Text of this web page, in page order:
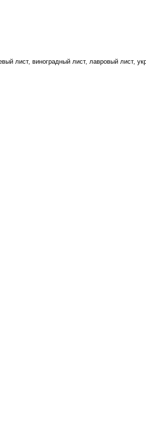
лист, виноградный лист, лавровый лист,